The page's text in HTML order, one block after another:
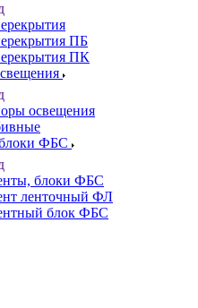
ПБ
ПК
освещения
ФБС
блоки ФБС
ленточный ФЛ
блок ФБС